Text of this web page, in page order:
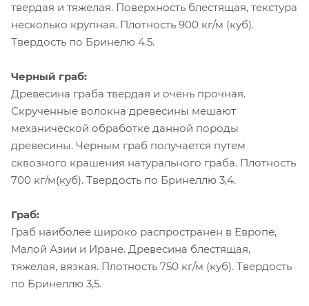
твердая и тяжелая. Поверхность блестящая, текстура
несколько крупная. Плотность 900 кг/м (куб).
Твердость по Бринелю 4.5.
Черный граб:
Древесина граба твердая и очень прочная.
Скрученные волокна древесины мешают
механической обработке данной породы
древесины. Черным граб получается путем
сквозного крашения натурального граба. Плотность
700 кг/м(куб). Твердость по Бринеллю 3,4.
Граб:
Граб наиболее широко распространен в Европе,
Малой Азии и Иране. Древесина блестящая,
тяжелая, вязкая. Плотность 750 кг/м (куб). Твердость
по Бринеллю 3,5.